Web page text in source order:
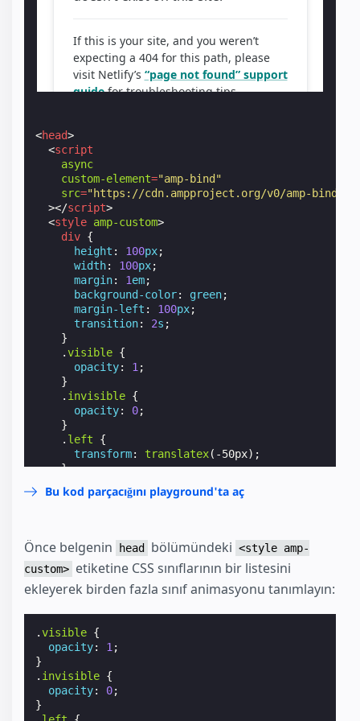
<head>
<script
async
custom-element="amp-bind"
src="https://cdn.ampproject.org/v0/amp-bind-
></script>
<style amp-custom>
div {
height : 100px;
width: 100px;
margin: 1em;
background-color: green;
margin-left : 100px;
transition: 2s ;
}
.visible {
opacity: 1;
}
. invisible {
opacity: 0;
}
. left
{
transform: translatex( -50px);
}
transform: translatex( 50px);
margin-top: 1 rem
margin-left: 1rem;
}
</style>
head
<body>
< amp-state
<script type
"visibleBox"
"className"
},
Bu kod parçacığını playground'ta aç
Önce belgenin head bölümündeki <style amp-
custom> etiketine CSS sınıflarının bir listesini
ekleyerek birden fazla sınıf animasyonu tanımlayın:
.visible {
opacity: 1 ;
}
. invisible {
opacity: 0;
}